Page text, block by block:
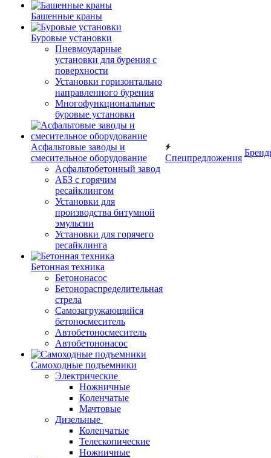
Башенные краны
Буровые установки
Пневмоударные
установки для бурения с
поверхности
Установки горизонтально
направленного бурения
Многофункциональные
буровые установки
Асфальтовые заводы и
смесительное оборудование
Асфальтобетонный завод
АБЗ с горячим
ресайклингом
Установки для
производства битумной
эмульсии
Установки для горячего
ресайклинга
Бетонная техника
Бетононасос
Бетонораспределительная
стрела
Самозагружающийся
бетоносмеситель
Автобетоносмеситель
Автобетононасос
Самоходные подъемники
Электрические
Ножничные
Коленчатые
Мачтовые
Дизельные
Коленчатые
Телескопические
Ножничные
Спецпредложения